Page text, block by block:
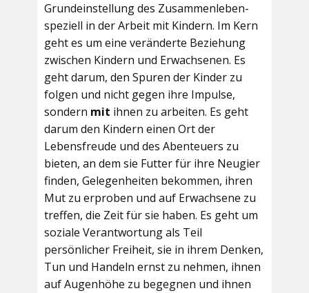
Grundeinstellung des Zusammenleben-
speziell in der Arbeit mit Kindern. Im Kern
geht es um eine veränderte Beziehung
zwischen Kindern und Erwachsenen. Es
geht darum, den Spuren der Kinder zu
folgen und nicht gegen ihre Impulse,
sondern mit ihnen zu arbeiten. Es geht
darum den Kindern einen Ort der
Lebensfreude und des Abenteuers zu
bieten, an dem sie Futter für ihre Neugier
finden, Gelegenheiten bekommen, ihren
Mut zu erproben und auf Erwachsene zu
treffen, die Zeit für sie haben. Es geht um
soziale Verantwortung als Teil
persönlicher Freiheit, sie in ihrem Denken,
Tun und Handeln ernst zu nehmen, ihnen
auf Augenhöhe zu begegnen und ihnen